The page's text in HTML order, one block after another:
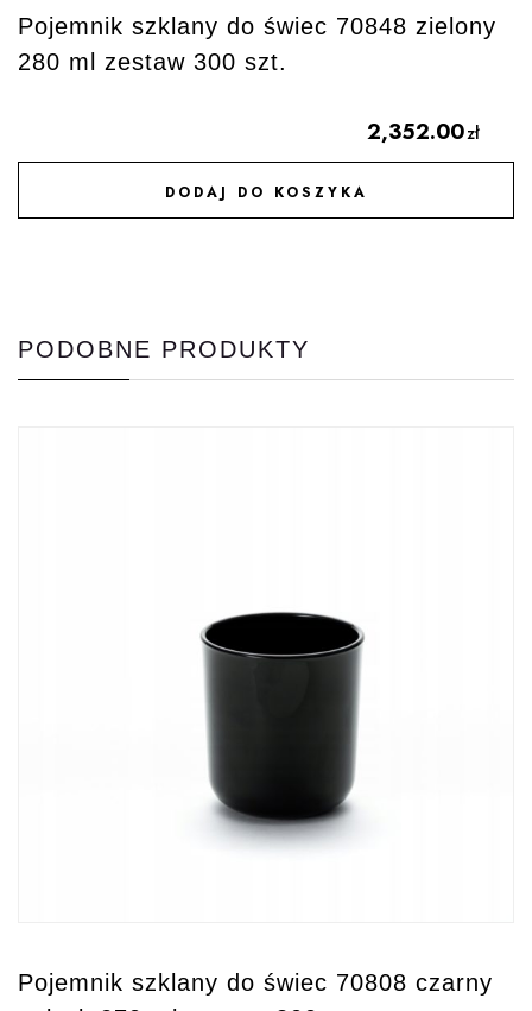
Pojemnik szklany do świec 70848 zielony
280 ml zestaw 300 szt.
2,352.00zł
DODAJ DO KOSZYKA
DODAJ DO ULUBIONYCH
PODOBNE PRODUKTY
Pojemnik szklany do świec 70808 czarny